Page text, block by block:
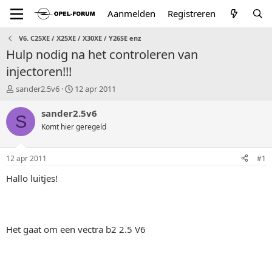
Aanmelden Registreren
V6. C25XE / X25XE / X30XE / Y26SE enz
Hulp nodig na het controleren van
injectoren!!!
T
p
i
a
r
sander2.5v6
S
a
t
12 apr 2011
S sander2.5v6
Komt hier geregeld
12 apr 2011 #1
Hallo luitjes!
Het gaat om een vectra b2 2.5 V6